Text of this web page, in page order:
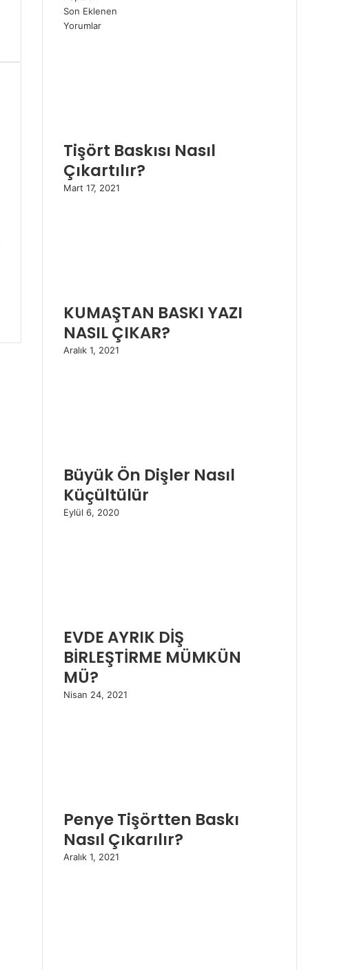
Son Eklenen
Yorumlar
Tişört Baskısı Nasıl
Çıkartılır?
Mart 17, 2021
KUMAŞTAN BASKI YAZI
NASIL ÇIKAR?
Aralık 1, 2021
Büyük Ön Dişler Nasıl
Küçültülür
Eylül 6, 2020
EVDE AYRIK DİŞ
BİRLEŞTİRME MÜMKÜN
MÜ?
Nisan 24, 2021
Penye Tişörtten Baskı
Nasıl Çıkarılır?
Aralık 1, 2021